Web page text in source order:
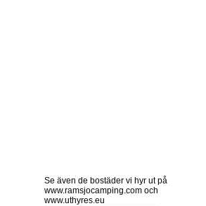
Se även de bostäder vi hyr ut på
www.ramsjocamping.com och
www.uthyres.eu